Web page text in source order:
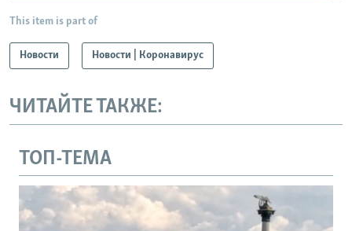
This item is part of
Новости Новости | Коронавирус
ЧИТАЙТЕ ТАКЖЕ:
ТОП-ТЕМА